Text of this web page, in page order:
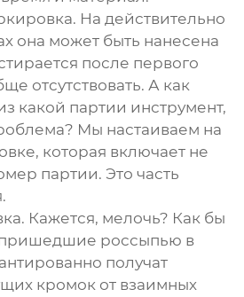
На действительно
она может быть нанесена
после первого
отсутствовать. А как
какой партии инструмент,
Мы настаиваем на
которая включает не
партии. Это часть
Кажется, мелочь? Как бы
пришедшие россыпью в
получат
кромок от взаимных